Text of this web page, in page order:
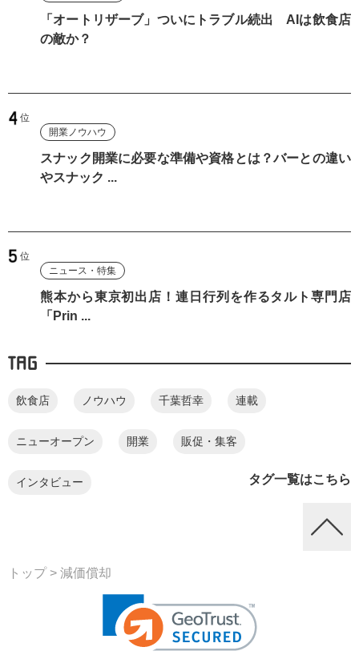
「オートリザーブ」ついにトラブル続出 AIは飲食店
の敵か？
開業ノウハウ
スナック開業に必要な準備や資格とは？バーとの違い
やスナック ...
ニュース・特集
熊本から東京初出店！連日行列を作るタルト専門店
「Prin ...
TAG
飲食店 ノウハウ 千葉哲幸 連載
ニューオープン 開業 販促・集客
インタビュー タグ一覧はこちら
トップ> 減価償却